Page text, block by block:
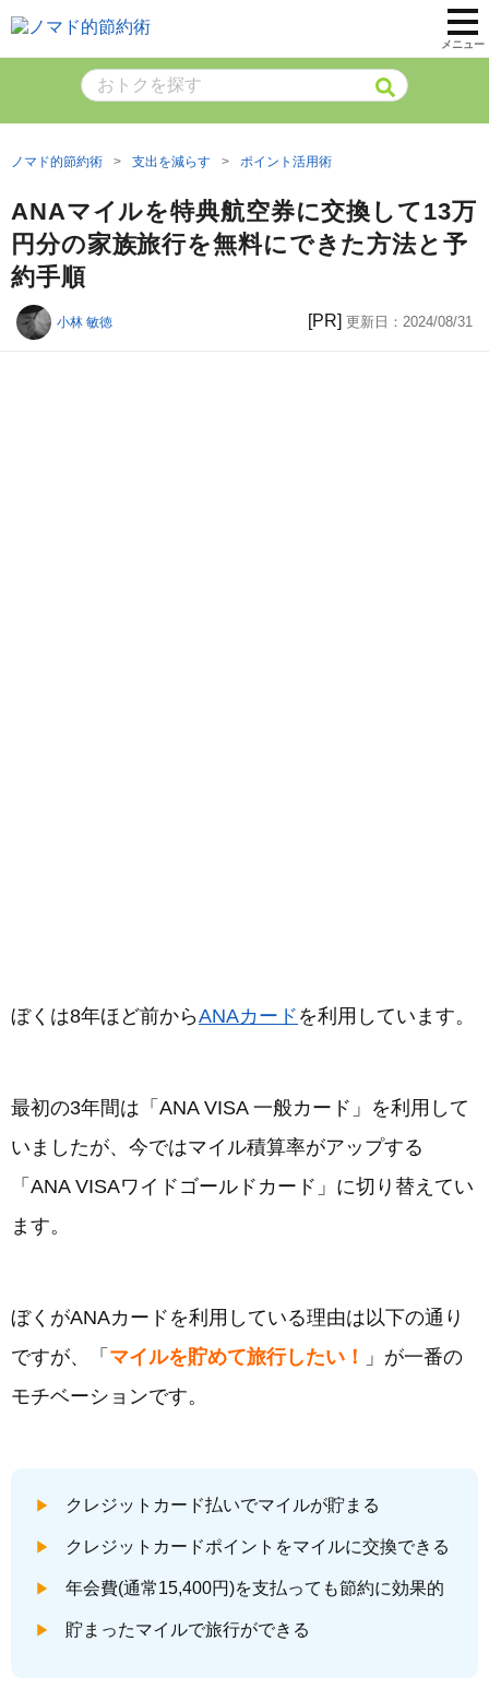
メニュー
ノマド的節約術 支出を減らす ポイント活用術
ANAマイルを特典航空券に交換して13万
円分の家族旅行を無料にできた方法と予
約手順
小林 敏徳 [PR] 更新日： 2024/08/31
ぼくは8年ほど前からANAカード を利用しています。
最初の3年間は「ANA VISA 一般カード」を利用して
いましたが、今ではマイル積算率がアップする
「ANA VISAワイドゴールドカード」に切り替えてい
ます。
ぼくがANAカードを利用している理由は以下の通り
ですが、「 マイルを貯めて旅行したい！
」が一番の
モチベーションです。
クレジットカード払いでマイルが貯まる
クレジットカードポイントをマイルに交換できる
年会費(通常15,400円)を支払っても節約に効果的
貯まったマイルで旅行ができる